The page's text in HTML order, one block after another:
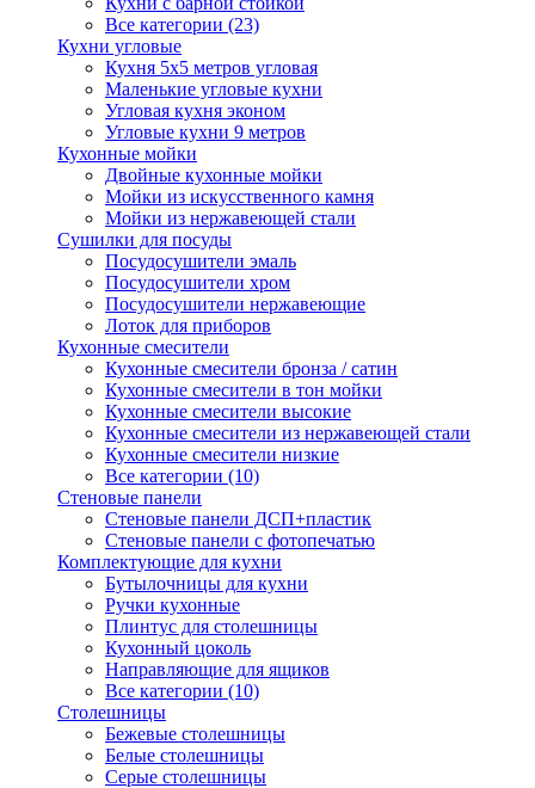
Все категории (23)
Кухни угловые
Кухня 5х5 метров угловая
Маленькие угловые кухни
Угловая кухня эконом
Угловые кухни 9 метров
Кухонные мойки
Двойные кухонные мойки
Мойки из искусственного камня
Мойки из нержавеющей стали
Сушилки для посуды
Посудосушители эмаль
Посудосушители хром
Посудосушители нержавеющие
Лоток для приборов
Кухонные смесители
Кухонные смесители бронза / сатин
Кухонные смесители в тон мойки
Кухонные смесители высокие
Кухонные смесители из нержавеющей стали
Кухонные смесители низкие
Все категории (10)
Стеновые панели
Стеновые панели ДСП+пластик
Стеновые панели с фотопечатью
Комплектующие для кухни
Бутылочницы для кухни
Ручки кухонные
Плинтус для столешницы
Кухонный цоколь
Направляющие для ящиков
Все категории (10)
Столешницы
Бежевые столешницы
Белые столешницы
Серые столешницы